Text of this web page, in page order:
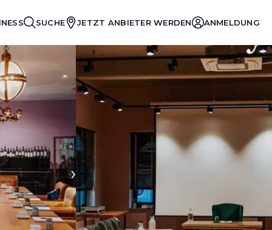
SUCHE JETZT ANBIETER WERDEN ANMELDUNG
›